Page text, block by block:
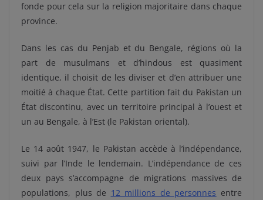
fonde pour cela sur la religion majoritaire dans chaque
province.
Dans les cas du Penjab et du Bengale, régions où la
part de musulmans et d’hindous est quasiment
identique, il choisit de les diviser et d’en attribuer une
moitié à chaque État. Cette partition fait du Pakistan un
État discontinu, avec un territoire principal à l’ouest et
un au Bengale, à l’Est (le Pakistan oriental).
Le 14 août 1947, le Pakistan accède à l’indépendance,
suivi par l’Inde le lendemain. L’indépendance de ces
deux pays s’accompagne de migrations massives de
populations, plus de 12 millions de personnes entre